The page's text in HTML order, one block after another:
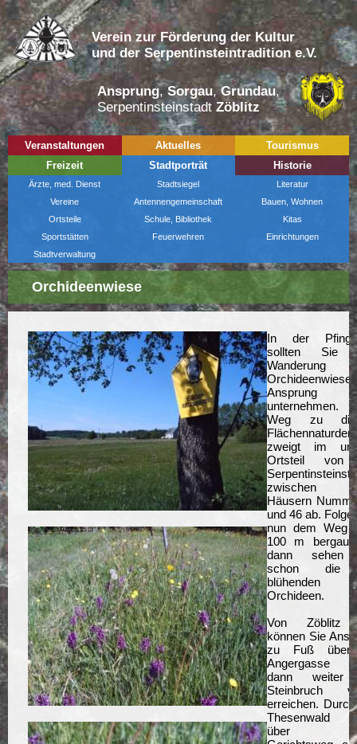
Verein zur Förderung der Kultur
und der Serpentinsteintradition e.V.
Ansprung,Sorgau,Grundau,
Serpentinsteinstadt Zöblitz
Veranstaltungen Aktuelles
Tourismus
Freizeit
Stadtporträt Historie
Ärzte, med. Dienst Stadtsiegel
Literatur
Vereine
Antennengemeinschaft
Bauen, Wohnen
Ortsteile
Schule, Bibliothek
Kitas
Sportstätten
Feuerwehren
Einrichtungen
Stadtverwaltung
Orchideenwiese
In der
sollten Sie
Wanderung
Ansprung
Weg zu
zweigt im
Ortsteil von
zwischen
Häusern
und 46 ab.
nun dem Weg
100 m bergauf
dann sehen
schon die
blühenden
Orchideen.
Von Zöblitz
können Sie
zu Fuß über
Angergasse
dann weiter
Steinbruch
erreichen.
Thesenwald
über